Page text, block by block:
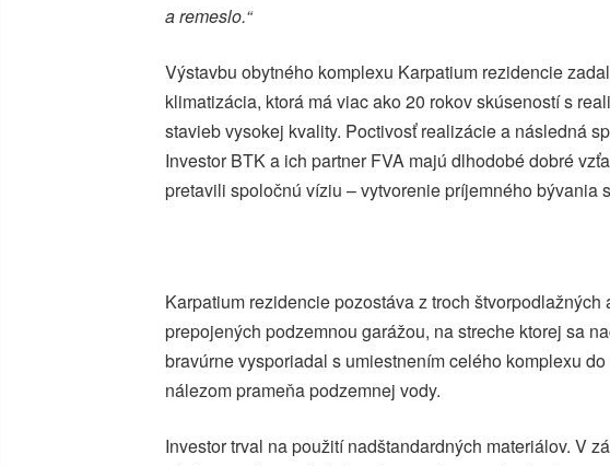
a remeslo.“
Výstavbu obytného komplexu Karpatium rezidencie
klimatizácia, ktorá má viac ako 20 rokov skúseností s
stavieb vysokej kvality. Poctivosť realizácie a následná
Investor BTK a ich partner FVA majú dlhodobé dobré
pretavili spoločnú víziu – vytvorenie príjemného bývania
Karpatium rezidencie pozostáva z troch
prepojených podzemnou garážou, na streche ktorej sa
bravúrne vysporiadal s umiestnením celého komplexu
nálezom prameňa podzemnej vody.
Investor trval na použití nadštandardných materiálov. V